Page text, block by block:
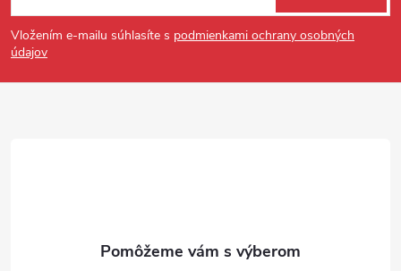
Vložením e-mailu súhlasíte s podmienkami ochrany osobných
údajov